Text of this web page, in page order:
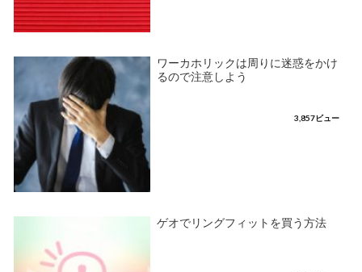
ワーカホリックは周りに迷惑をかけ
るので注意しよう
3,857ビュー
ゲオでリングフィットを買う方法